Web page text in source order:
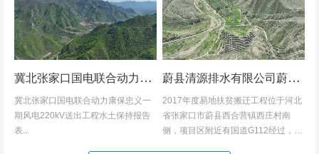
项目堆料...
冀北张家口国电联合动力康保忠义一期风电220kV送出工程水土保持报告表
冀北张家口国电联合动力康保忠义一
期风电220kV送出工程水土保持报告
表...
蔚县清源排水有限公司蔚县2017年度易地扶贫搬迁工程（一期）水土保持方案
2017年度易地扶贫搬迁工程位于河北
省张家口市蔚县西合营镇西庄村南
侧，项目区附近有国道G112经过，交